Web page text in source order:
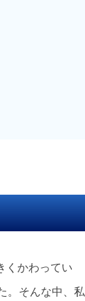
くかわってい
。そんな中、私